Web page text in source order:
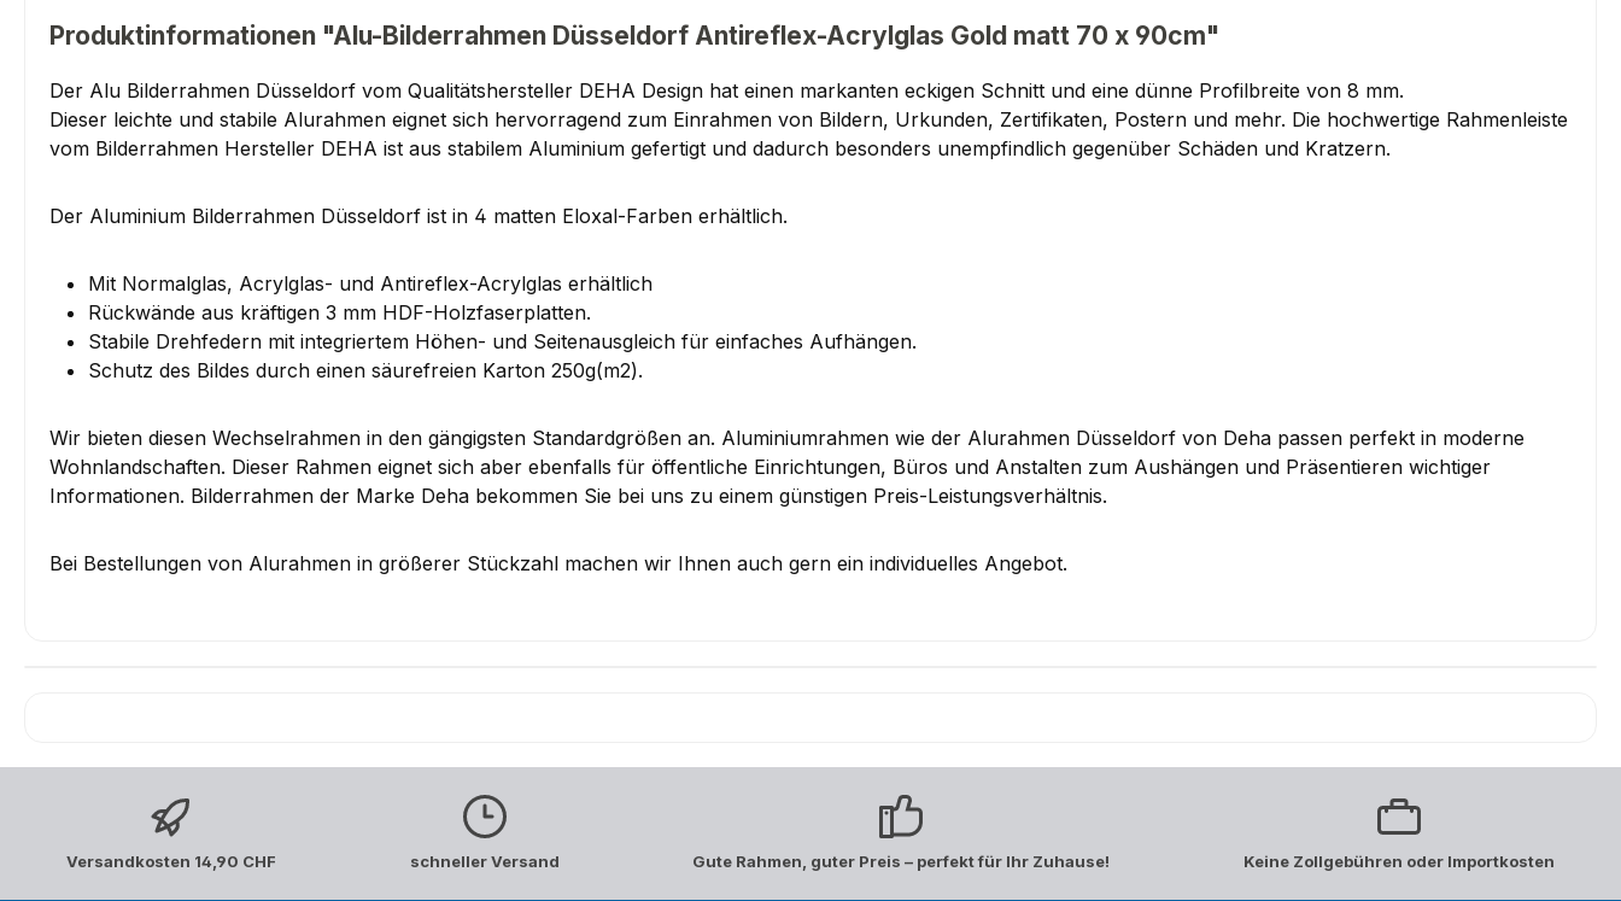
Produktinformationen "Alu-Bilderrahmen Düsseldorf Antireflex-Acrylglas Gold matt 70 x 90cm"
Der Alu Bilderrahmen Düsseldorf vom Qualitätshersteller DEHA Design hat einen markanten eckigen Schnitt und eine dünne Profilbreite von 8 mm.
Dieser leichte und stabile Alurahmen eignet sich hervorragend zum Einrahmen von Bildern, Urkunden, Zertifikaten, Postern und mehr. Die hochwertige Rahmenleiste
vom Bilderrahmen Hersteller DEHA ist aus stabilem Aluminium gefertigt und dadurch besonders unempfindlich gegenüber Schäden und Kratzern.
Der Aluminium Bilderrahmen Düsseldorf ist in 4 matten Eloxal-Farben erhältlich.
Mit Normalglas, Acrylglas- und Antireflex-Acrylglas erhältlich
Rückwände aus kräftigen 3 mm HDF-Holzfaserplatten.
Stabile Drehfedern mit integriertem Höhen- und Seitenausgleich für einfaches Aufhängen.
Schutz des Bildes durch einen säurefreien Karton 250g(m2).
Wir bieten diesen Wechselrahmen in den gängigsten Standardgrößen an. Aluminiumrahmen wie der Alurahmen Düsseldorf von Deha passen perfekt in moderne
Wohnlandschaften. Dieser Rahmen eignet sich aber ebenfalls für öffentliche Einrichtungen, Büros und Anstalten zum Aushängen und Präsentieren wichtiger
Informationen. Bilderrahmen der Marke Deha bekommen Sie bei uns zu einem günstigen Preis-Leistungsverhältnis.
Bei Bestellungen von Alurahmen in größerer Stückzahl machen wir Ihnen auch gern ein individuelles Angebot.
Versandkosten 14,90 CHF schneller Versand Gute Rahmen, guter Preis – perfekt für Ihr Zuhause! Keine Zollgebühren oder Importkosten